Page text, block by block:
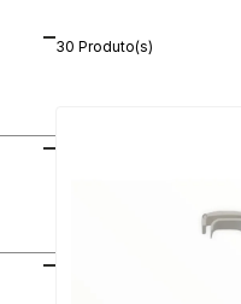
30 Produto(s)